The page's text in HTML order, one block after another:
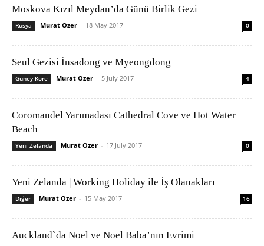
Moskova Kızıl Meydan’da Günü Birlik Gezi
Rusya Murat Ozer - 18 May 2017 0
Seul Gezisi İnsadong ve Myeongdong
Güney Kore Murat Ozer - 5 July 2017 4
Coromandel Yarımadası Cathedral Cove ve Hot Water
Beach
Yeni Zelanda Murat Ozer - 17 July 2017 0
Yeni Zelanda | Working Holiday ile İş Olanakları
Diğer Murat Ozer - 15 May 2017 16
Auckland`da Noel ve Noel Baba’nın Evrimi